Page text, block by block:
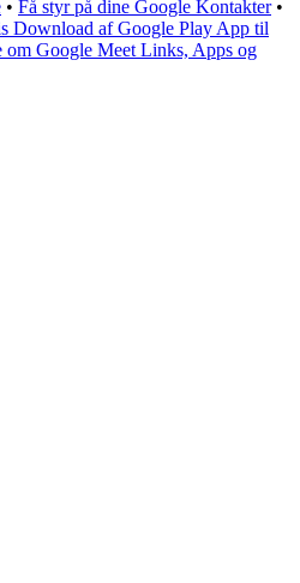
• Få styr på dine Google Kontakter•
Download af Google Play App til
Google Meet Links, Apps og